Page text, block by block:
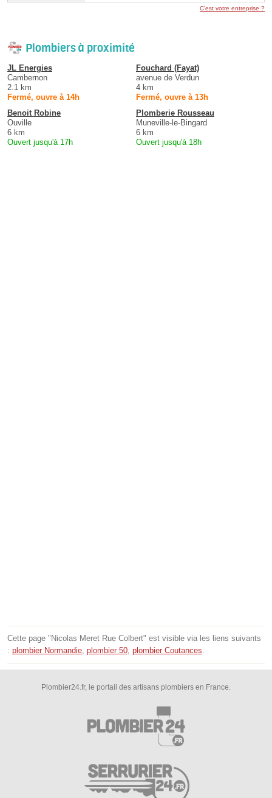
C'est votre entreprise ?
Plombiers à proximité
JL Energies
Cambernon
2.1 km
Fermé, ouvre à 14h
Fouchard (Fayat)
avenue de Verdun
4 km
Fermé, ouvre à 13h
Benoit Robine
Ouville
6 km
Ouvert jusqu'à 17h
Plomberie Rousseau
Muneville-le-Bingard
6 km
Ouvert jusqu'à 18h
Cette page "Nicolas Meret Rue Colbert" est visible via les liens suivants
: plombier Normandie, plombier 50, plombier Coutances.
Plombier24.fr, le portail des artisans plombiers en France.